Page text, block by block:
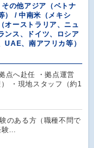
の他アジア（ベトナ
） / 中南米（メキシ
オーストラリア、ニュ
ンス、ドイツ、ロシア
、南アフリカ等）
点へ赴任 ・拠点運営
・現地スタッフ（約1
のある⽅（職種不問で
…